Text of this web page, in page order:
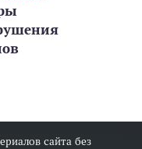
сайта без